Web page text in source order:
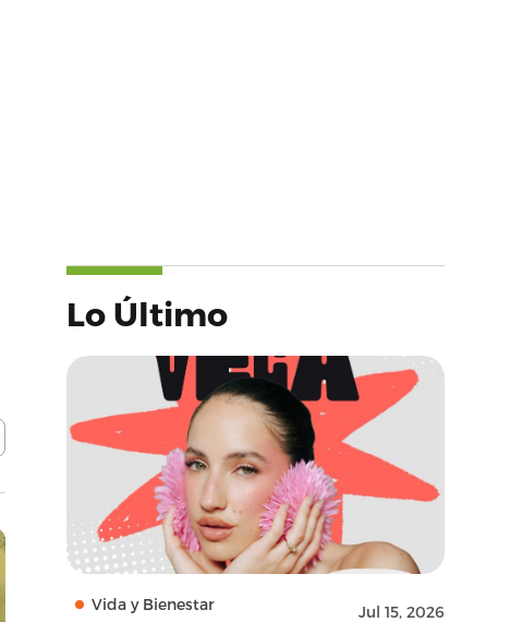
Lo Último
Vida y Bienestar Jul 15, 2026